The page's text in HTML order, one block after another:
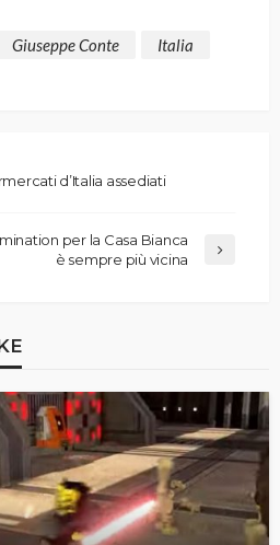
Giuseppe Conte
Italia
d’Italia assediati
per la Casa Bianca
è sempre più vicina